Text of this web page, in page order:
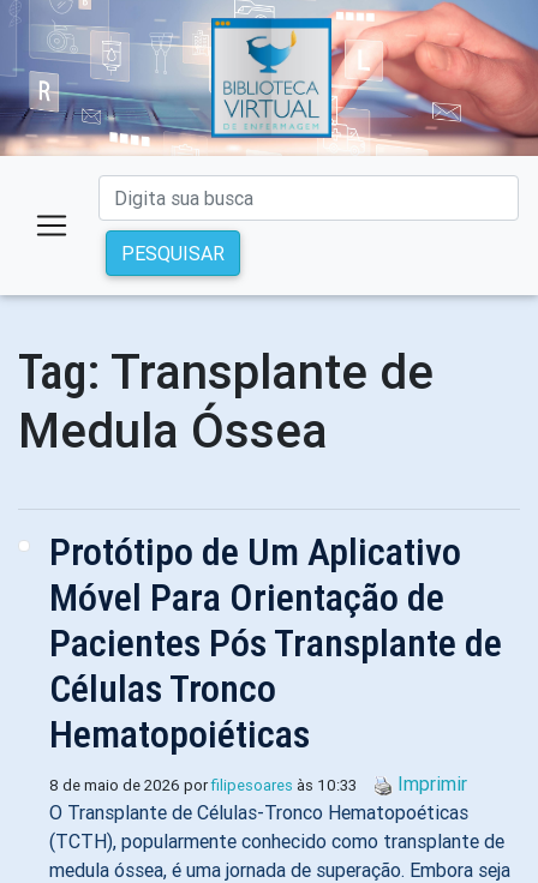
PESQUISAR
Tag: Transplante de
Medula Óssea
Protótipo de Um Aplicativo
Móvel Para Orientação de
Pacientes Pós Transplante de
Células Tronco
Hematopoiéticas
8 de maio de 2026 porfilipesoares às 10:33
Imprimir
O Transplante de Células-Tronco Hematopoéticas
(TCTH), popularmente conhecido como transplante de
medula óssea, é uma jornada de superação. Embora seja